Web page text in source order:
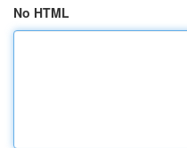
No HTML